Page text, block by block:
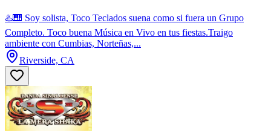
♨️🎹 Soy solista, Toco Teclados suena como si fuera un Grupo
Completo. Toco buena Música en Vivo en tus fiestas.Traigo
ambiente con Cumbias, Norteñas,...
Riverside, CA